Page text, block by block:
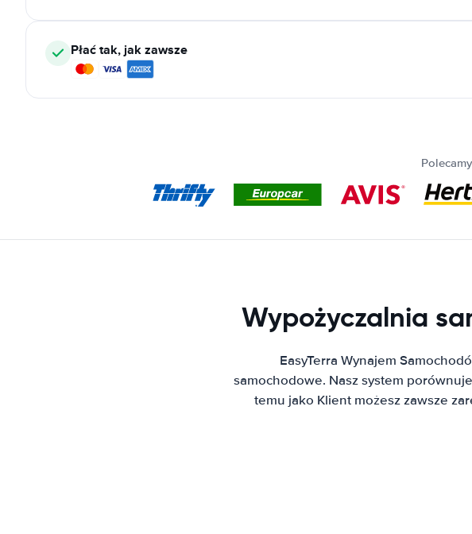
Płać tak, jak zawsze
Wypożyczalnia
EasyTerra Wynajem
samochodowe. Nasz system
temu jako Klient możesz zawsze